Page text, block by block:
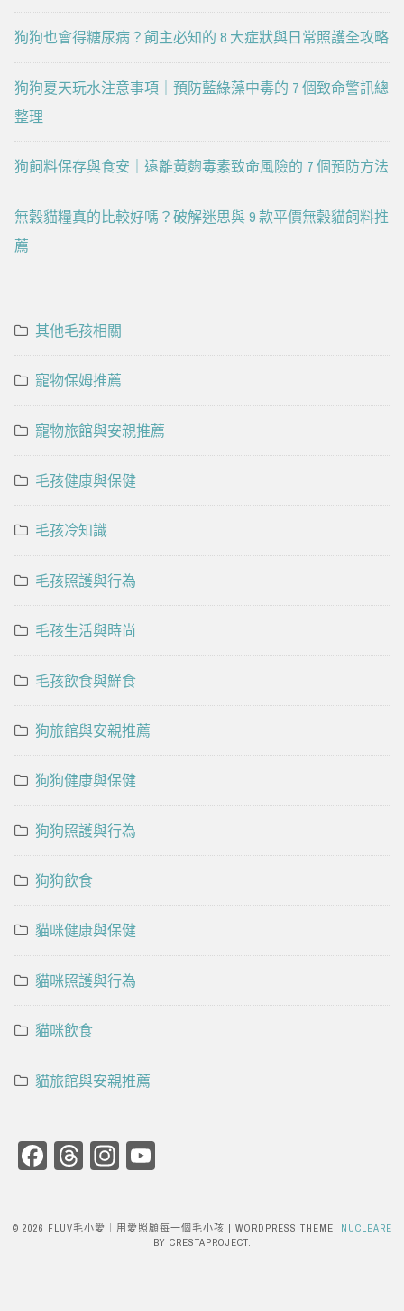
狗狗也會得糖尿病？飼主必知的 8 大症狀與日常照護全攻略
狗狗夏天玩水注意事項｜預防藍綠藻中毒的 7 個致命警訊總
整理
狗飼料保存與食安｜遠離黃麴毒素致命風險的 7 個預防方法
無穀貓糧真的比較好嗎？破解迷思與 9 款平價無穀貓飼料推
薦
其他毛孩相關
寵物保姆推薦
寵物旅館與安親推薦
毛孩健康與保健
毛孩冷知識
毛孩照護與行為
毛孩生活與時尚
毛孩飲食與鮮食
狗旅館與安親推薦
狗狗健康與保健
狗狗照護與行為
狗狗飲食
貓咪健康與保健
貓咪照護與行為
貓咪飲食
貓旅館與安親推薦
Facebook
ThreadsInstagram
© 2026 FLUV毛小愛｜用愛照顧每一個毛小孩 | WORDPRESS THEME: NUCLEARE
BY CRESTAPROJECT.